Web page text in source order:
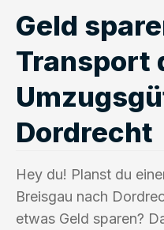
Geld
Transport
Dordrecht
Hey du! Planst du
Breisgau nach
etwas Geld sparen?